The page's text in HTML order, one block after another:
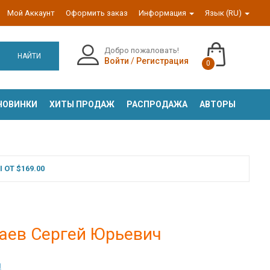
Мой Аккаунт Оформить заказ Информация Язык (RU)
НАЙТИ
Добро пожаловать!
Войти / Регистрация 0
ХИТЫ ПРОДАЖ РАСПРОДАЖА АВТОРЫ
$169.00
Сергей Юрьевич